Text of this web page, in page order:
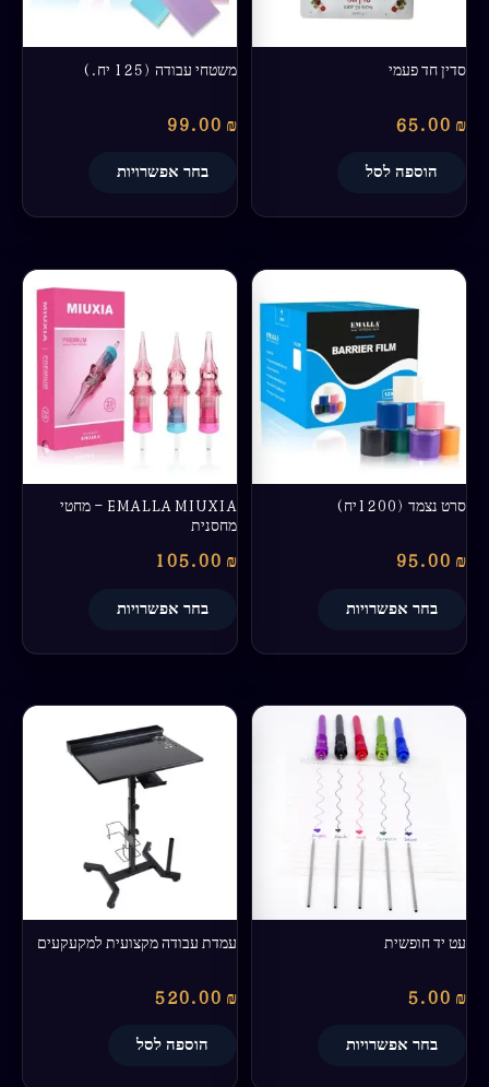
סדין חד פעמי
65.00 ₪
הוספה לסל
משטחי עבודה (125 יח.)
99.00 ₪
בחר אפשרויות
בעמוד
המוצר
סרט נצמד (1200יח)
95.00 ₪
בחר אפשרויות
זה
מספר
סוגים.
ניתן
לבחור
את
EMALLA MIUXIA – מחטי
מחסנית
105.00 ₪
בחר אפשרויות
זה
יש
מספר
סוגים.
ניתן
לבחור
את
בעמוד
עט יד חופשית
5.00 ₪
בחר אפשרויות
למוצר
זה
יש
מספר
סוגים.
ניתן
לבחור
את
האפשרויות
עמדת עבודה מקצועית למקעקעים
520.00 ₪
הוספה לסל